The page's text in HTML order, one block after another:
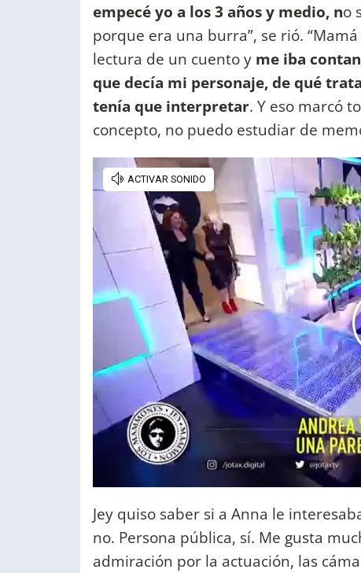
empecé yo a los 3 años y medio, no
porque era una burra”, se rió.
lectura de un cuento y me iba
que decía mi personaje, de qué
tenía que interpretar. Y eso marcó
concepto, no puedo estudiar de
Jey quiso saber si a Anna le
no. Persona pública, sí. Me gusta
admiración por la actuación, las